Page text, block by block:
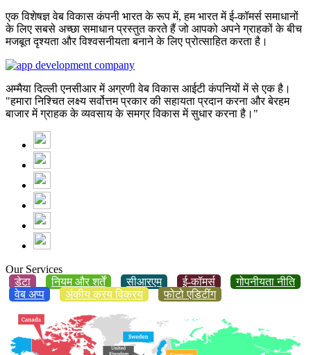
एक विशेषज्ञ वेब विकास कंपनी भारत के रूप में, हम भारत में ई-कॉमर्स समाधानों
के लिए सबसे अच्छा समाधान प्रस्तुत करते हैं जो आपको अपने ग्राहकों के बीच
मजबूत दृश्यता और विश्वसनीयता बनाने के लिए प्रोत्साहित करता है।
अम्मैया दिल्ली एनसीआर में अग्रणी वेब विकास आईटी कंपनियों में से एक है।
"हमारा निश्चित लक्ष्य सर्वोत्तम प्रकार की सहायता प्रदान करना और बेरहम
बाजार में ग्राहक के व्यवसाय के समग्र विकास में सुधार करना है।"
Our Services
डेटा
नियम और शर्तें सीआरएम ई-कॉमर्स
गोपनीयता नीति
वेब अप्प
अंकीय क्रय विक्रय फोटो एडिटींग